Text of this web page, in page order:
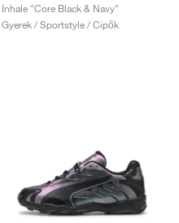
Inhale "Core Black & Navy"
Gyerek / Sportstyle / Cipők